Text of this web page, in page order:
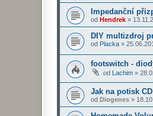
Impedanční
od Hendrek »
DIY multizdroj
od Placka »
footswitch -
od Lachim »
Jak na potisk CD
od Diogenes »